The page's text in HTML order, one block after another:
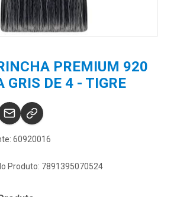
PREMIUM 920
GRIS DE 4 - TIGRE
60920016
Produto: 7891395070524